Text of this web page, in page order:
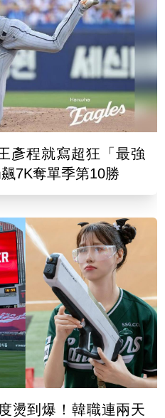
彥程就寫超狂「最強
7K奪單季第10勝
燙到爆！韓職連兩天